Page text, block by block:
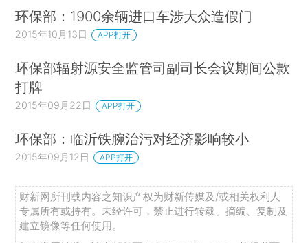
环保部：1900余辆进口车涉大众造假门
2015年10月13日 APP打开
环保部辐射源安全监管司副司长会议期间公款
打牌
2015年09月22日 APP打开
环保部：临沂铁腕治污对经济影响较小
2015年09月12日 APP打开
财新网所刊载内容之知识产权为财新传媒及/或相关权利人
专属所有或持有。未经许可，禁止进行转载、摘编、复制及
建立镜像等任何使用。